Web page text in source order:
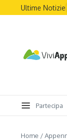
Ultime Notizie
dell’Italia passa
Partecipa
Home /